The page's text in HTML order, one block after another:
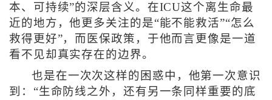
本、可持续”的深层含义。在ICU这个离生命最
近的地方，他更多关注的是“能不能救活”“怎么
救得更好”，而医保政策，于他而言更像是一道
看不见却真实存在的边界。
也是在一次次这样的困惑中，他第一次意识
到：“生命防线之外，还有另一条同样重要的底